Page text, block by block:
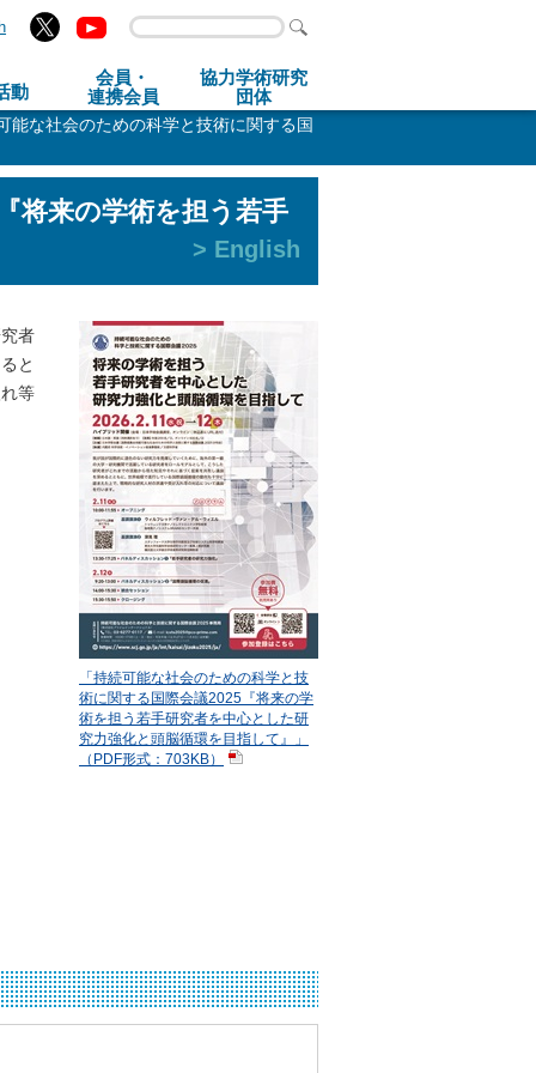
動
会員・
連携会員
協力学術研究
団体
能な社会のための科学と技術に関する国
将来の学術を担う若手
> English
「持続可能な社会のための科学と技
術に関する国際会議2025『将来の学
術を担う若手研究者を中心とした研
究力強化と頭脳循環を目指して』」
（PDF形式：703KB）
者
と
等